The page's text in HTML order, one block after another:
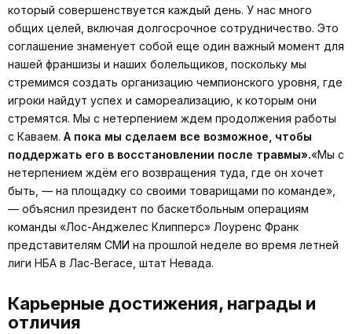
который совершенствуется каждый день. У нас много
общих целей, включая долгосрочное сотрудничество. Это
соглашение знаменует собой еще один важный момент для
нашей франшизы и наших болельщиков, поскольку мы
стремимся создать организацию чемпионского уровня, где
игроки найдут успех и самореализацию, к которым они
стремятся. Мы с нетерпением ждем продолжения работы
с Каваем. А пока мы сделаем все возможное, чтобы
поддержать его в восстановлении после травмы».«Мы с
нетерпением ждём его возвращения туда, где он хочет
быть, — на площадку со своими товарищами по команде»,
— объяснил президент по баскетбольным операциям
команды «Лос-Анджелес Клипперс» Лоуренс Франк
представителям СМИ на прошлой неделе во время летней
лиги НБА в Лас-Вегасе, штат Невада.
Карьерные достижения, награды и
отличия